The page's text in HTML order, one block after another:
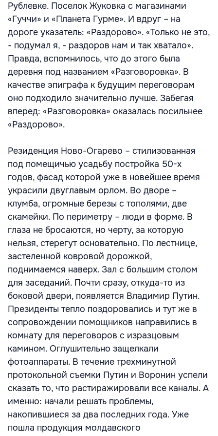
Рублевке. Поселок Жуковка с магазинами
«Гуччи» и «Планета Гурме». И вдруг – на
дороге указатель: «Раздорово». «Только не это,
- подумал я, - раздоров нам и так хватало».
Правда, вспомнилось, что до этого была
деревня под названием «Разговоровка». В
качестве эпиграфа к будущим переговорам
оно подходило значительно лучше. Забегая
вперед: «Разговоровка» оказалась посильнее
«Раздорово».
Резиденция Ново-Огарево – стилизованная
под помещичью усадьбу постройка 50-х
годов, фасад которой уже в новейшее время
украсили двуглавым орлом. Во дворе –
клумба, огромные березы с тополями, две
скамейки. По периметру – люди в форме. В
глаза не бросаются, но черту, за которую
нельзя, стерегут основательно. По лестнице,
застеленной ковровой дорожкой,
поднимаемся наверх. Зал с большим столом
для заседаний. Почти сразу, откуда-то из
боковой двери, появляется Владимир Путин.
Президенты тепло поздоровались и тут же в
сопровождении помощников направились в
комнату для переговоров с изразцовым
камином. Оглушительно защелкали
фотоаппараты. В течение трехминутной
протокольной съемки Путин и Воронин успели
сказать то, что растиражировали все каналы. А
именно: начали решать проблемы,
накопившиеся за два последних года. Уже
пошла продукция молдавского